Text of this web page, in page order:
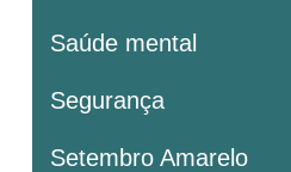
Saúde mental
Segurança
Setembro Amarelo